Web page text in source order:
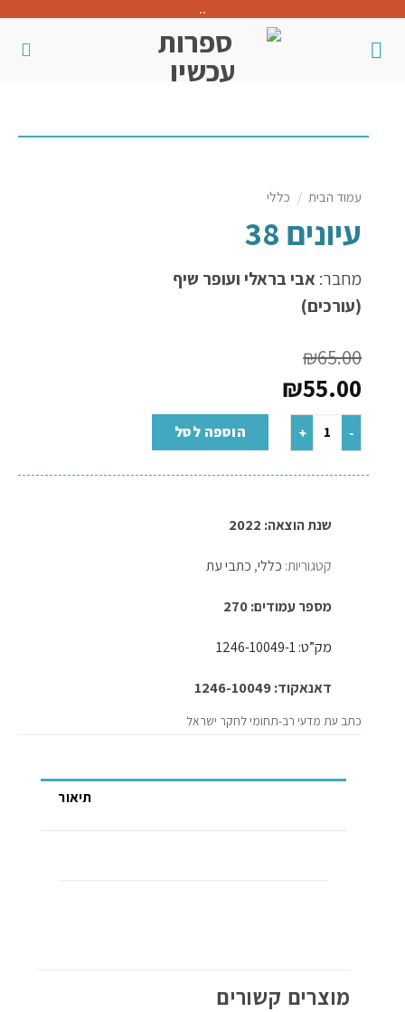
..
עמוד הבית / כללי
עיונים 38
מחבר: אבי בראלי ועופר שיף
(עורכים)
₪65.00
₪55.00
הוספה לסל
שנת הוצאה: 2022
קטגוריות: כללי, כתבי עת
מספר עמודים: 270
מק”ט: 1246-10049-1
דאנאקוד: 1246-10049
כתב עת מדעי רב-תחומי לחקר ישראל
תיאור
מוצרים קשורים